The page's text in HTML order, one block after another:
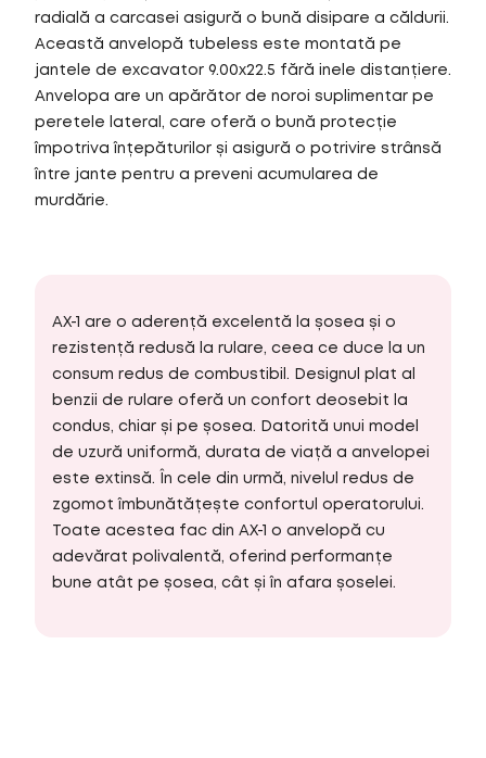
radială a carcasei asigură o bună disipare a căldurii.
Această anvelopă tubeless este montată pe
jantele de excavator 9.00x22.5 fără inele distanțiere.
Anvelopa are un apărător de noroi suplimentar pe
peretele lateral, care oferă o bună protecție
împotriva înțepăturilor și asigură o potrivire strânsă
între jante pentru a preveni acumularea de
murdărie.
AX-1 are o aderență excelentă la șosea și o
rezistență redusă la rulare, ceea ce duce la un
consum redus de combustibil. Designul plat al
benzii de rulare oferă un confort deosebit la
condus, chiar și pe șosea. Datorită unui model
de uzură uniformă, durata de viață a anvelopei
este extinsă. În cele din urmă, nivelul redus de
zgomot îmbunătățește confortul operatorului.
Toate acestea fac din AX-1 o anvelopă cu
adevărat polivalentă, oferind performanțe
bune atât pe șosea, cât și în afara șoselei.